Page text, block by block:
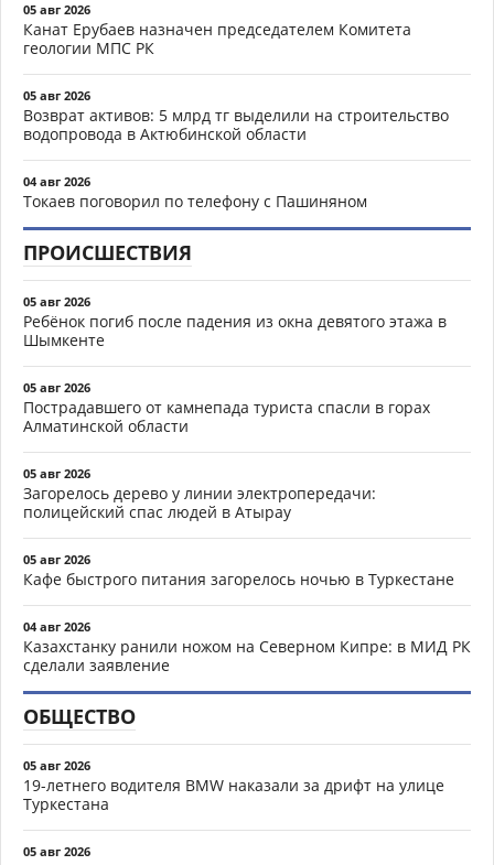
05 авг 2026
Канат Ерубаев назначен председателем Комитета
геологии МПС РК
05 авг 2026
Возврат активов: 5 млрд тг выделили на строительство
водопровода в Актюбинской области
04 авг 2026
Токаев поговорил по телефону с Пашиняном
ПРОИСШЕСТВИЯ
05 авг 2026
Ребёнок погиб после падения из окна девятого этажа в
Шымкенте
05 авг 2026
Пострадавшего от камнепада туриста спасли в горах
Алматинской области
05 авг 2026
Загорелось дерево у линии электропередачи:
полицейский спас людей в Атырау
05 авг 2026
Кафе быстрого питания загорелось ночью в Туркестане
04 авг 2026
Казахстанку ранили ножом на Северном Кипре: в МИД РК
сделали заявление
ОБЩЕСТВО
05 авг 2026
19-летнего водителя BMW наказали за дрифт на улице
Туркестана
05 авг 2026